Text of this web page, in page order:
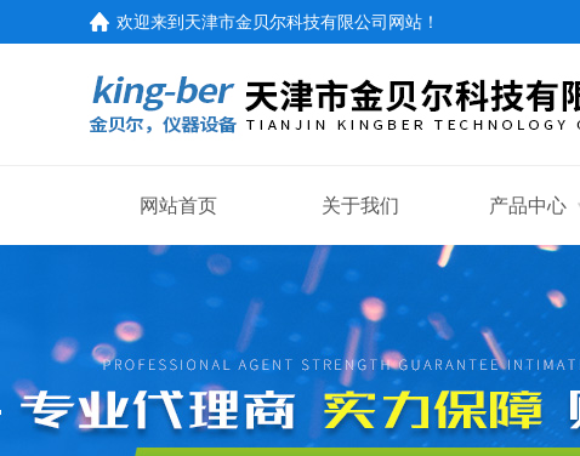
欢迎来到 天津市金贝尔科技有限公司网站 ！
网站首页 关于我们 产品中心